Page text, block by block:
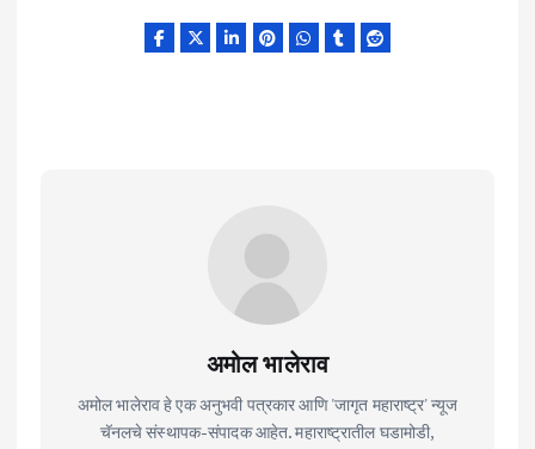
अमोल भालेराव
अमोल भालेराव हे एक अनुभवी पत्रकार आणि 'जागृत महाराष्ट्र' न्यूज
चॅनलचे संस्थापक-संपादक आहेत. महाराष्ट्रातील घडामोडी,